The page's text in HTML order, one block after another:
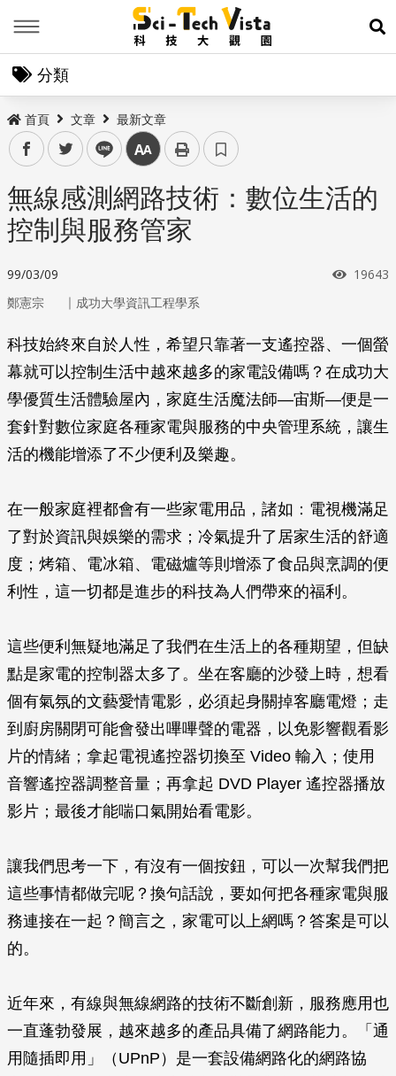
展
分類
首頁 文章 最新文章
facebooktwitter line 中
無線感測網路技術：數位生活的
控制與服務管家
99/03/09 瀏覽次
19643
鄭憲宗 ｜ 成功大學資訊工程學系
科技始終來自於人性，希望只靠著一支遙控器、一個螢
幕就可以控制生活中越來越多的家電設備嗎？在成功大
學優質生活體驗屋內，家庭生活魔法師—宙斯—便是一
套針對數位家庭各種家電與服務的中央管理系統，讓生
活的機能增添了不少便利及樂趣。
在一般家庭裡都會有一些家電用品，諸如：電視機滿足
了對於資訊與娛樂的需求；冷氣提升了居家生活的舒適
度；烤箱、電冰箱、電磁爐等則增添了食品與烹調的便
利性，這一切都是進步的科技為人們帶來的福利。
這些便利無疑地滿足了我們在生活上的各種期望，但缺
點是家電的控制器太多了。坐在客廳的沙發上時，想看
個有氣氛的文藝愛情電影，必須起身關掉客廳電燈；走
到廚房關閉可能會發出嗶嗶聲的電器，以免影響觀看影
片的情緒；拿起電視遙控器切換至 Video 輸入；使用
音響遙控器調整音量；再拿起 DVD Player 遙控器播放
影片；最後才能喘口氣開始看電影。
讓我們思考一下，有沒有一個按鈕，可以一次幫我們把
這些事情都做完呢？換句話說，要如何把各種家電與服
務連接在一起？簡言之，家電可以上網嗎？答案是可以
的。
近年來，有線與無線網路的技術不斷創新，服務應用也
一直蓬勃發展，越來越多的產品具備了網路能力。「通
用隨插即用」（UPnP）是一套設備網路化的網路協